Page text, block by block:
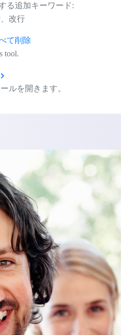
る追加キーワード:
改行
て削除
tool.
ルを開きます。